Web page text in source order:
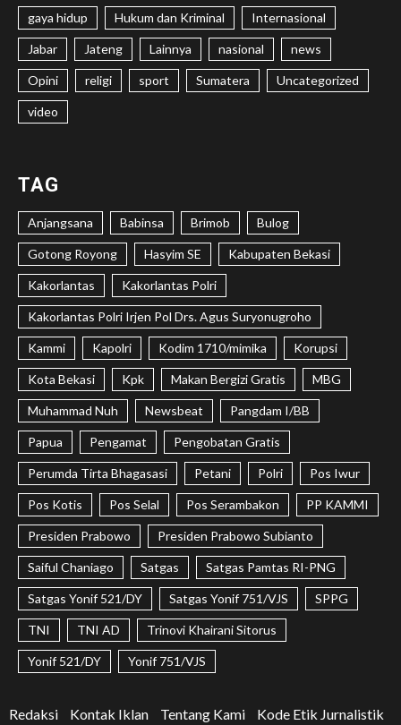
gaya hidup Hukum dan Kriminal Internasional
Jabar Jateng Lainnya nasional news
Opini religi sport Sumatera Uncategorized
video
TAG
Anjangsana Babinsa Brimob Bulog
Gotong Royong Hasyim SE Kabupaten Bekasi
Kakorlantas Kakorlantas Polri
Kakorlantas Polri Irjen Pol Drs. Agus Suryonugroho
Kammi Kapolri Kodim 1710/mimika Korupsi
Kota Bekasi Kpk Makan Bergizi Gratis MBG
Muhammad Nuh Newsbeat Pangdam I/BB
Papua Pengamat Pengobatan Gratis
Perumda Tirta Bhagasasi Petani Polri Pos Iwur
Pos Kotis Pos Selal Pos Serambakon PP KAMMI
Presiden Prabowo Presiden Prabowo Subianto
Saiful Chaniago Satgas Satgas Pamtas RI-PNG
Satgas Yonif 521/DY Satgas Yonif 751/VJS SPPG
TNI TNI AD Trinovi Khairani Sitorus
Yonif 521/DY Yonif 751/VJS
Redaksi Kontak Iklan Tentang Kami Kode Etik Jurnalistik